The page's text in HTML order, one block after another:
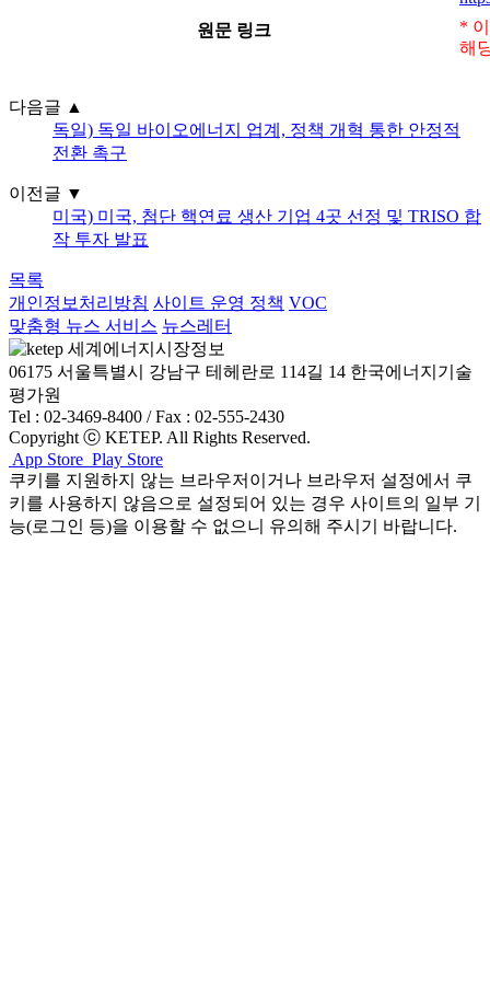
원문 링크
*
해
다음글 ▲
독일) 독일 바이오에너지 업계, 정책 개혁 통한 안정적
전환 촉구
이전글 ▼
미국) 미국, 첨단 핵연료 생산 기업 4곳 선정 및 TRISO 합
작 투자 발표
목록
개인정보처리방침 사이트 운영 정책 VOC
맞춤형 뉴스 서비스 뉴스레터
06175 서울특별시 강남구 테헤란로 114길 14 한국에너지기술
평가원
Tel : 02-3469-8400 / Fax : 02-555-2430
Copyright ⓒ KETEP. All Rights Reserved.
App Store Play Store
쿠키를 지원하지 않는 브라우저이거나 브라우저 설정에서 쿠
키를 사용하지 않음으로 설정되어 있는 경우 사이트의 일부 기
능(로그인 등)을 이용할 수 없으니 유의해 주시기 바랍니다.